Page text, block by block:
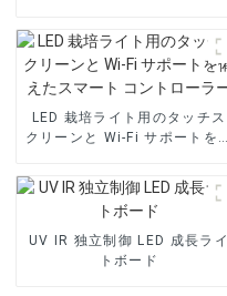
LED 栽培ライト用のタッチス
クリーンと Wi-Fi サポートを備
UV IR 独立制御 LED 成長ライ
トボード